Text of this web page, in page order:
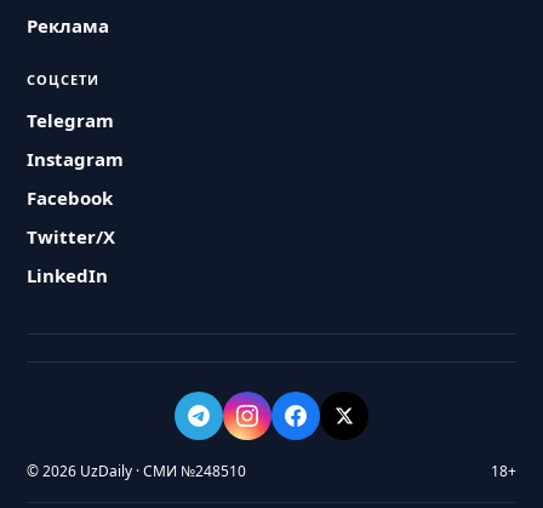
Реклама
СОЦСЕТИ
Telegram
Instagram
Facebook
Twitter/X
LinkedIn
© 2026 UzDaily · СМИ №248510 18+